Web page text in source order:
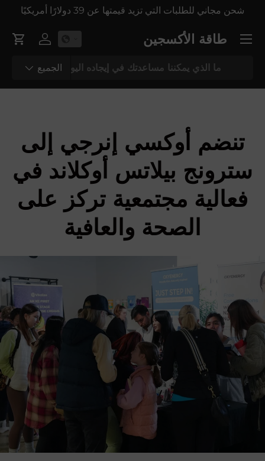
شحن مجاني للطلبات التي تزيد قيمتها عن 39 دولارًا أمريكيًا
طاقة الأكسجين
نوع المنتج
الجميع
تسجيل
قائمة طعام
تنضم أوكسي إنرجي إلى
سترونج بيلاتس أوكلاند في
فعالية مجتمعية تركز على
الصحة والعافية